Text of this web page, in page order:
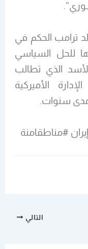
ترامب الحكم في
للحل السياسي
الذي تطالب
الأميركية
مدى سنوات.
#مناطقامنة
التالي